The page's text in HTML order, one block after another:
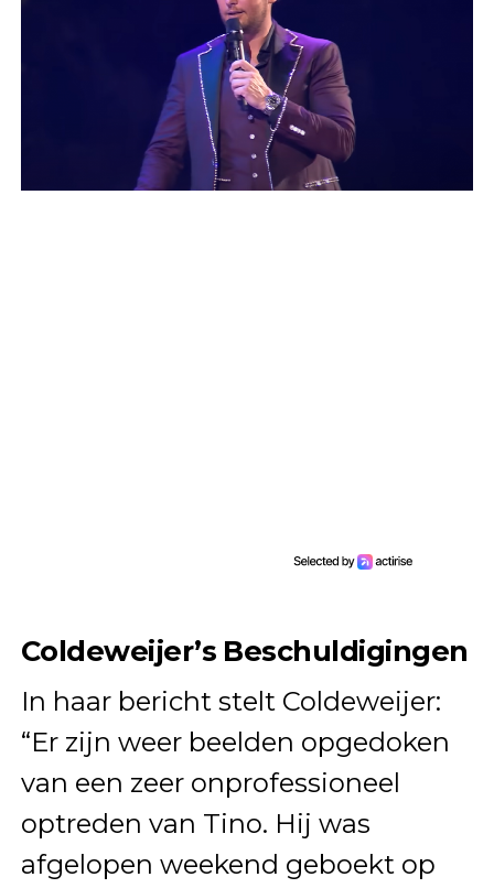
Coldeweijer’s Beschuldigingen
In haar bericht stelt Coldeweijer:
“Er zijn weer beelden opgedoken
van een zeer onprofessioneel
optreden van Tino. Hij was
afgelopen weekend geboekt op